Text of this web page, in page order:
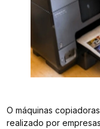
O máquinas
realizado por